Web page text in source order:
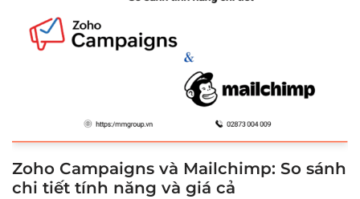
Zoho Campaigns và Mailchimp: So sánh
chi tiết tính năng và giá cả